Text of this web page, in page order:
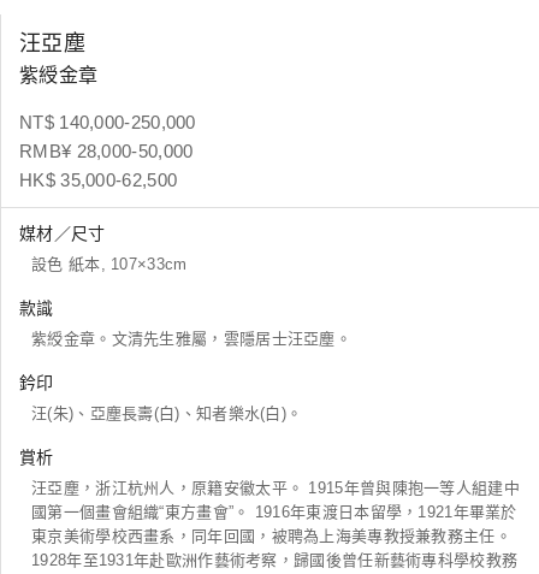
汪亞塵
紫綬金章
NT$ 140,000-250,000
RMB¥ 28,000-50,000
HK$ 35,000-62,500
媒材／尺寸
設色 紙本, 107×33cm
款識
紫綬金章。文清先生雅屬，雲隱居士汪亞塵。
鈐印
汪(朱)、亞塵長壽(白)、知者樂水(白)。
賞析
汪亞塵，浙江杭州人，原籍安徽太平。 1915年曾與陳抱一等人組建中
國第一個畫會組織“東方畫會”。 1916年東渡日本留學，1921年畢業於
東京美術學校西畫系，同年回國，被聘為上海美專教授兼教務主任。
1928年至1931年赴歐洲作藝術考察，歸國後曾任新藝術專科學校教務